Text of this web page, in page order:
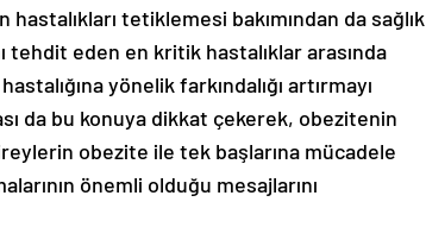
tetiklemesi bakımından da sağlık
tehdit eden en kritik hastalıklar arasında
yönelik farkındalığı artırmayı
da bu konuya dikkat çekerek, obezitenin
obezite ile tek başlarına mücadele
önemli olduğu mesajlarını